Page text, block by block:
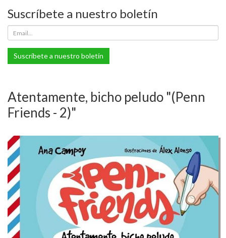
Suscríbete a nuestro boletín
Suscríbete a nuestro boletín
Atentamente, bicho peludo "(Penn
Friends - 2)"